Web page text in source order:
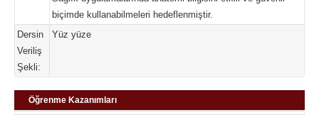
biçimde kullanabilmeleri hedeflenmiştir.
Dersin
Veriliş
Şekli:
Yüz yüze
Öğrenme Kazanımları